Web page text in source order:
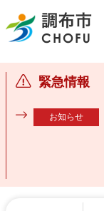
調布市
緊急情報
お知らせ